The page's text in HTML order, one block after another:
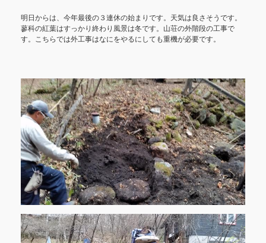
明日からは、今年最後の３連休の始まりです。天気は良さそうです。
蓼科の紅葉はすっかり終わり風景は冬です。山荘の外階段の工事で
す。こちらでは外工事はなにをやるにしても重機が必要です。